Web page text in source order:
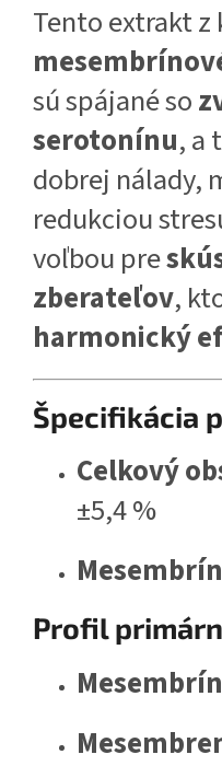
Tento extrakt z
sú spájané so
serotonínu, a
dobrej nálady,
redukciou
voľbou pre
zberateľov,
harmonický
Špecifikácia
Celkový
±5,4 %
Profil